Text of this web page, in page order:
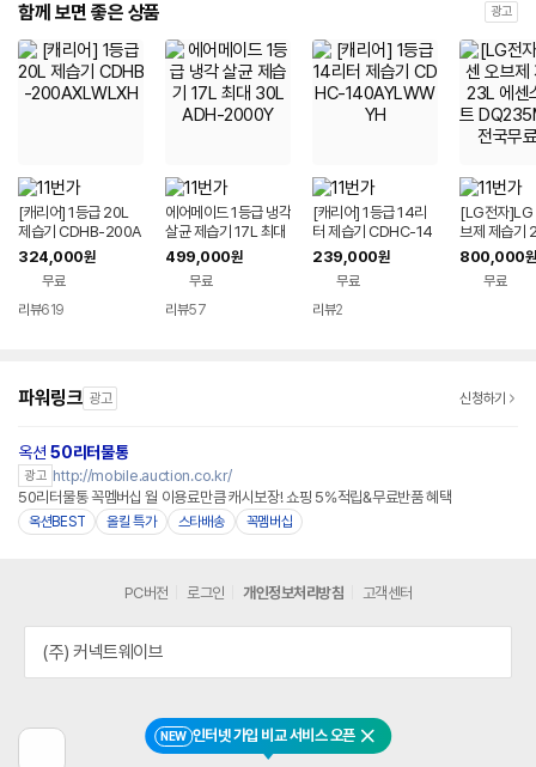
함께 보면 좋은 상품 광고
[캐리어] 1등급 20L
제습기 CDHB-200A
XLWLXH
324,000원
무료
리뷰619
에어메이드 1등급 냉각
살균 제습기 17L 최대
30L ADH-2000Y
499,000원
무료
리뷰57
[캐리어] 1등급 14리
터 제습기 CDHC-14
0AYLWWYH
239,000원
무료
리뷰2
[LG전자]LG
브제 제습기
스 화이트
WGA 전국
800,000원
무료
파워링크 광고 신청하기
옥션50리터물통
광고 http://mobile.auction.co.kr/
50리터물통 꼭멤버십 월 이용료만큼 캐시보장! 쇼핑 5%적립&무료반품 혜택
옥션BEST 올킬 특가 스타배송 꼭멤버십
NEW 인터넷 가입 비교 서비스 오픈 닫기
PC버전 로그인 개인정보처리방침 고객센터
(주) 커넥트웨이브